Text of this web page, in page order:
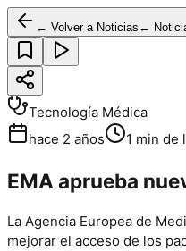
← Volver a Noticias ←
Tecnología Médica
hace 2 años
1 min de
EMA aprueba
La Agencia Europea de
mejorar el acceso de los